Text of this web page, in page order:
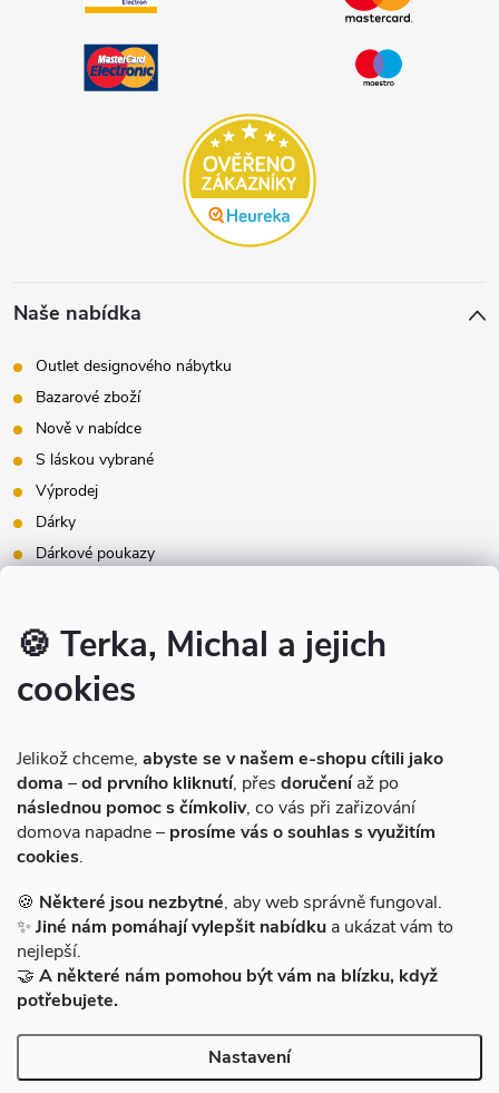
🍪 Terka, Michal a jejich
cookies
Jelikož chceme, abyste se v našem e-shopu cítili jako
doma –od prvního kliknutí, přes doručeníaž po
následnou pomoc s čímkoliv, co vás při zařizování
domova napadne – prosíme vás o souhlas s využitím
cookies.
🍪 Některé jsou nezbytné, aby web správně fungoval.
✨ Jiné nám pomáhají vylepšit nabídku a ukázat vám to
nejlepší.
🤝 A některé nám pomohou být vám na blízku, když
potřebujete.
Nastavení
Naše nabídka
Outlet designového nábytku
Bazarové zboží
Nově v nabídce
S láskou vybrané
Výprodej
Dárky
Dárkové poukazy
Instagram
Facebook
Copyright 2026BAZARMS-HK. Všechna práva vyhrazena.